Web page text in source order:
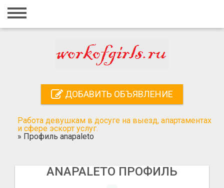
Главная
Регистрация
Добавить объявление
Поиск
ДОБАВИТЬ ОБЪЯВЛЕНИЕ
Работа девушкам в досуге на выезд, апартаментах
и сфере эскорт услуг.
» Профиль anapaleto
ANAPALETO ПРОФИЛЬ